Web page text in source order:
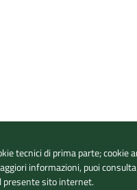
tecnici di prima parte; cookie
informazioni, puoi
presente sito internet.